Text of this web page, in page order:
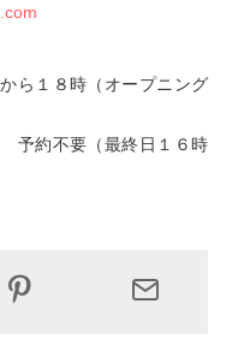
ら１８時（オープニング
予約不要（最終日１６時